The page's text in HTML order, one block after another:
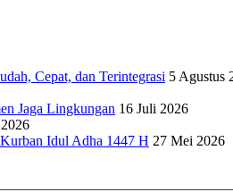
Cepat, dan Terintegrasi 5 Agustus
Jaga Lingkungan 16 Juli 2026
Idul Adha 1447 H 27 Mei 2026